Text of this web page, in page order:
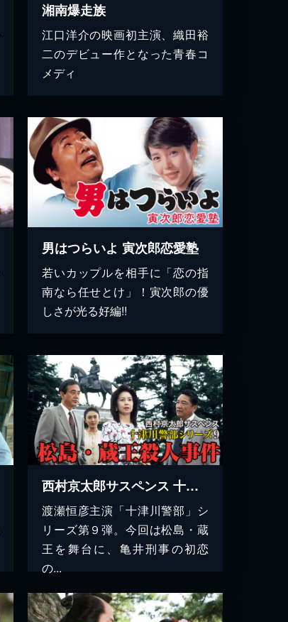
湘南爆走族
江口洋介の映画初主演、織田裕
二のデビュー作となった青春コ
メディ
男はつらいよ 寅次郎恋愛塾
若いカップルを相手に「恋の指
南なら任せとけ」！寅次郎の優
しさが光る好編!!
西村京太郎サスペンス 十津川警部シリーズ9 松島・蔵王殺人事件
渡瀬恒彦主演「十津川警部」シ
リーズ第９弾。今回は松島・蔵
王を舞台に、亀井刑事の初恋
の...